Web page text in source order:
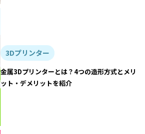
3Dプリンター
金属3Dプリンターとは？4つの造形方式とメリ
ット・デメリットを紹介